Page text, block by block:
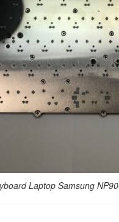
Laptop Samsung